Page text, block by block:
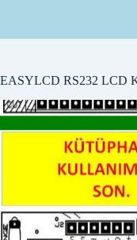
EASYLCD RS232 LCD